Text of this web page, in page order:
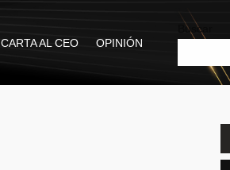
CARTA AL CEO OPINIÓN
Buscar